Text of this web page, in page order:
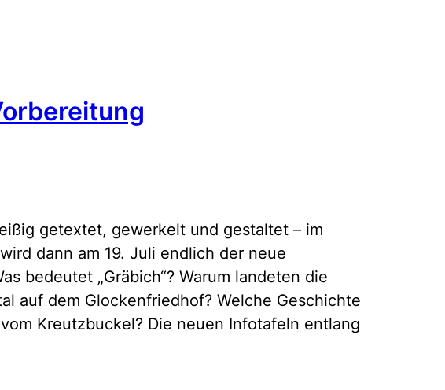
getextet, gewerkelt und gestaltet – im
dann am 19. Juli endlich der neue
bedeutet „Gräbich“? Warum landeten die
auf dem Glockenfriedhof? Welche Geschichte
Kreutzbuckel? Die neuen Infotafeln entlang